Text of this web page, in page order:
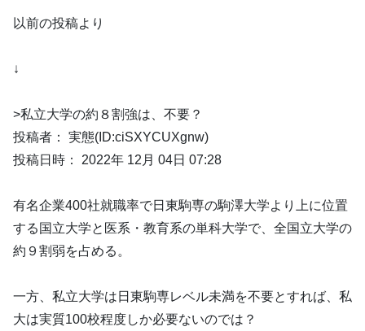
以前の投稿より
↓
>私立大学の約８割強は、不要？
投稿者： 実態(ID:ciSXYCUXgnw)
投稿日時： 2022年 12月 04日 07:28
有名企業400社就職率で日東駒専の駒澤大学より上に位置
する国立大学と医系・教育系の単科大学で、全国立大学の
約９割弱を占める。
一方、私立大学は日東駒専レベル未満を不要とすれば、私
大は実質100校程度しか必要ないのでは？